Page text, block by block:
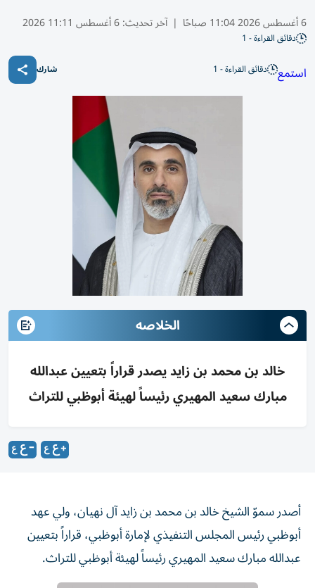
6 أغسطس 2026 11:04 صباحًا | آخر تحديث:6 أغسطس 11:11 2026
دقائق القراءة - 1
استمع دقائق القراءة - 1 شارك
الخلاصه
خالد بن محمد بن زايد يصدر قراراً بتعيين عبدالله
مبارك سعيد المهيري رئيساً لهيئة أبوظبي للتراث
أصدر سموّ الشيخ خالد بن محمد بن زايد آل نهيان، ولي عهد
أبوظبي رئيس المجلس التنفيذي لإمارة أبوظبي، قراراً بتعيين
عبدالله مبارك سعيد المهيري رئيساً لهيئة أبوظبي للتراث.